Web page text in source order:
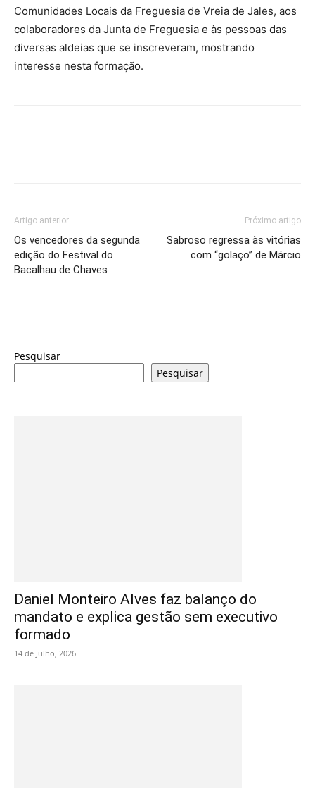
Comunidades Locais da Freguesia de Vreia de Jales, aos
colaboradores da Junta de Freguesia e às pessoas das
diversas aldeias que se inscreveram, mostrando
interesse nesta formação.
Artigo anterior
Os vencedores da segunda
edição do Festival do
Bacalhau de Chaves
Próximo artigo
Sabroso regressa às vitórias
com “golaço” de Márcio
Pesquisar
Pesquisar
Daniel Monteiro Alves faz balanço do
mandato e explica gestão sem executivo
formado
14 de Julho, 2026